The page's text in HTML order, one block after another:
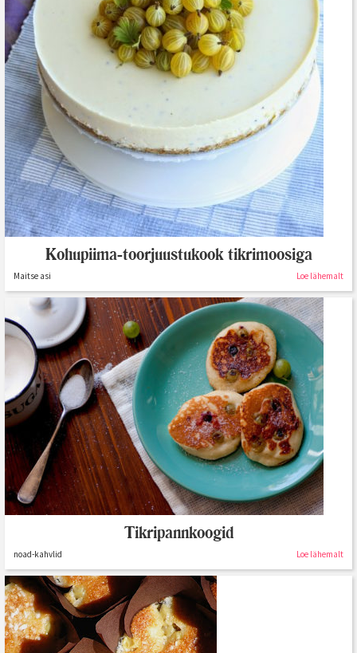
Kohupiima-toorjuustukook tikrimoosiga
Maitse asi Loe lähemalt
Tikripannkoogid
noad-kahvlid Loe lähemalt